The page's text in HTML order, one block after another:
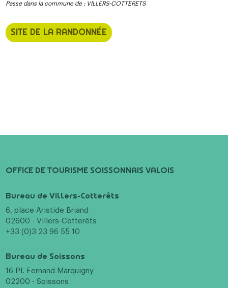
Passe dans la commune de : VILLERS-COTTERETS
SITE DE LA RANDONNÉE
OFFICE DE TOURISME SOISSONNAIS VALOIS
Bureau de Villers-Cotterêts
6, place Aristide Briand
02600 - Villers-Cotterêts
+33 (0)3 23 96 55 10
Bureau de Soissons
16 Pl. Fernand Marquigny
02200 - Soissons